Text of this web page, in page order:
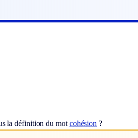
la définition du mot cohésion ?